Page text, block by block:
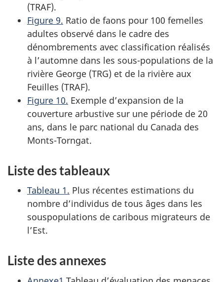
(TRAF).
Figure 9. Ratio de faons pour 100 femelles
adultes observé dans le cadre des
dénombrements avec classification réalisés
à l’automne dans les sous-populations de la
rivière George (TRG) et de la rivière aux
Feuilles (TRAF).
Figure 10. Exemple d’expansion de la
couverture arbustive sur une période de 20
ans, dans le parc national du Canada des
Monts-Torngat.
Liste des tableaux
Tableau 1. Plus récentes estimations du
nombre d’individus de tous âges dans les
sous­populations de caribous migrateurs de
l’Est.
Liste des annexes